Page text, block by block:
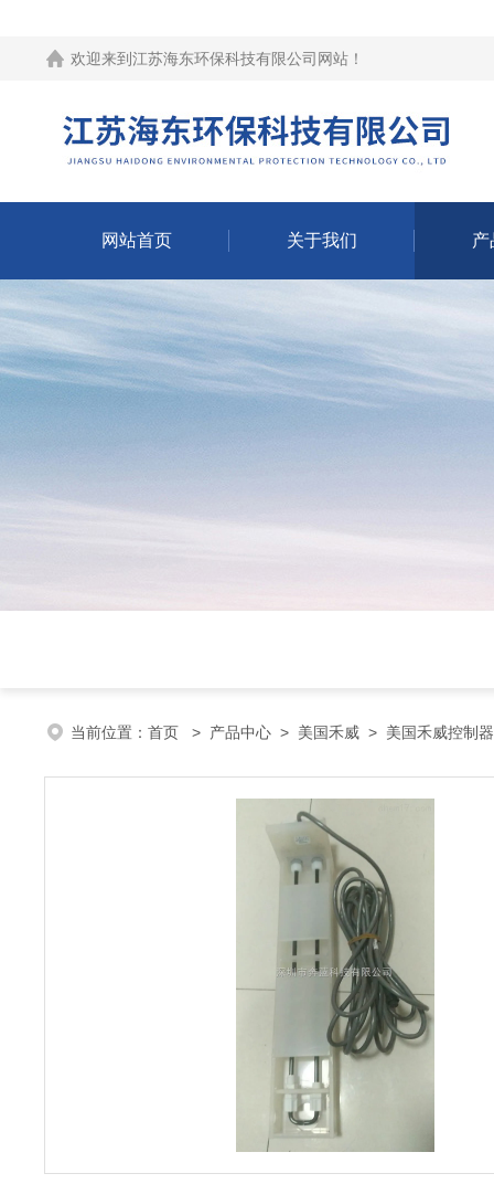
欢迎来到江苏海东环保科技有限公司网站！
网站首页 关于我们 产
当前位置： 首页 > 产品中心 > 美国禾威 > 美国禾威控制